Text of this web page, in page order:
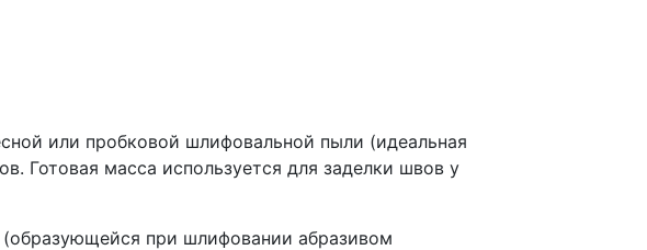
или пробковой шлифовальной пыли (идеальная
Готовая масса используется для заделки швов у
при шлифовании абразивом